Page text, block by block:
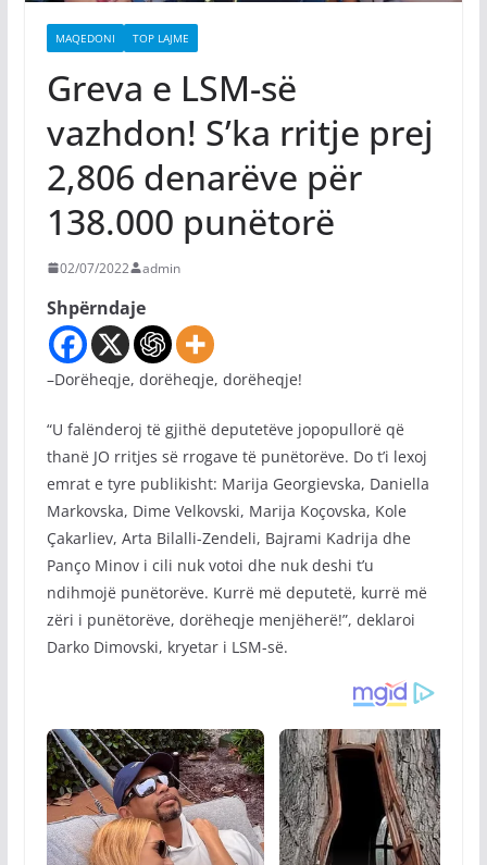
MAQEDONI TOP LAJME
Greva e LSM-së
vazhdon! S’ka rritje prej
2,806 denarëve për
138.000 punëtorë
02/07/2022 admin
Shpërndaje
–Dorëheqje, dorëheqje, dorëheqje!
“U falënderoj të gjithë deputetëve jopopullorë që
thanë JO rritjes së rrogave të punëtorëve. Do t’i lexoj
emrat e tyre publikisht: Marija Georgievska, Daniella
Markovska, Dime Velkovski, Marija Koçovska, Kole
Çakarliev, Arta Bilalli-Zendeli, Bajrami Kadrija dhe
Panço Minov i cili nuk votoi dhe nuk deshi t’u
ndihmojë punëtorëve. Kurrë më deputetë, kurrë më
zëri i punëtorëve, dorëheqje menjëherë!”, deklaroi
Darko Dimovski, kryetar i LSM-së.